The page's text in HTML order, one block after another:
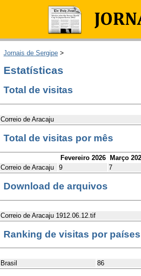
Jornais de Sergipe >
Estatísticas
Total de visitas
Correio de Aracaju
Total de visitas por mês
Fevereiro 2026 Março
Correio de Aracaju
9 7
Download de arquivos
Correio de Aracaju 1912.06.12.tif
Ranking de visitas por países
Brasil 86